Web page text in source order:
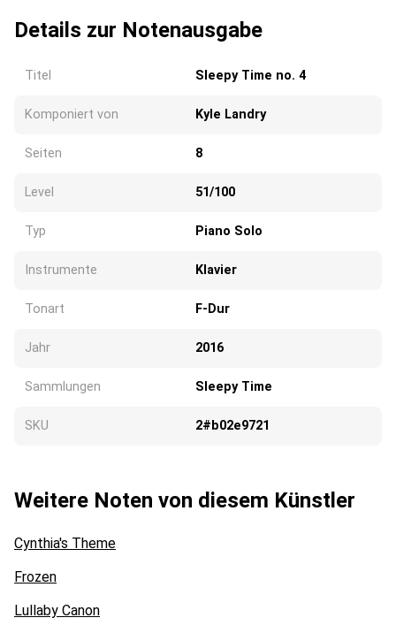
Details zur Notenausgabe
Titel Sleepy Time no. 4
Komponiert von Kyle Landry
Seiten 8
Level 51/100
Typ Piano Solo
Instrumente Klavier
Tonart F-Dur
Jahr 2016
Sammlungen Sleepy Time
SKU 2#b02e9721
Weitere Noten von diesem Künstler
Cynthia's Theme
Frozen
Lullaby Canon